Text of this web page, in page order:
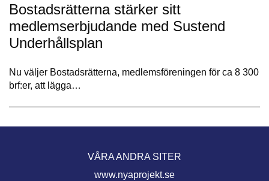
Bostadsrätterna stärker sitt
medlemserbjudande med Sustend
Underhållsplan
Nu väljer Bostadsrätterna, medlemsföreningen för ca 8 300
brf:er, att lägga…
VÅRA ANDRA SITER
www.nyaprojekt.se